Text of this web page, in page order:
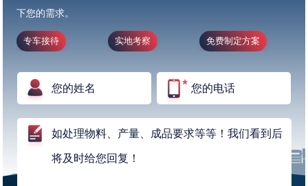
下您的需求。
专车接待 实地考察 免费制定方案